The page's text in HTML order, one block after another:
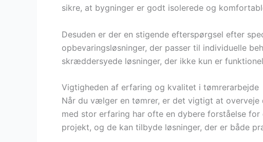
sikre, at bygninger er godt isolerede og
Desuden er der en stigende efterspørgsel efter
opbevaringsløsninger, der passer til individuelle
skræddersyede løsninger, der ikke kun er
Vigtigheden af erfaring og kvalitet i tømrerarbejde
Når du vælger en tømrer, er det vigtigt at
med stor erfaring har ofte en dybere forståelse
projekt, og de kan tilbyde løsninger, der er både